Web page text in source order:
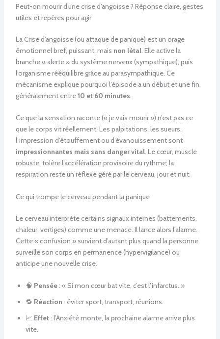
Peut-on mourir d’une crise d’angoisse ? Réponse claire, gestes
utiles et repères pour agir
La Crise d’angoisse (ou attaque de panique) est un orage
émotionnel bref, puissant, mais non létal. Elle active la
branche « alerte » du système nerveux (sympathique), puis
l’organisme rééquilibre grâce au parasympathique. Ce
mécanisme explique pourquoi l’épisode a un début et une fin,
généralement entre10 et 60 minutes.
Ce que la sensation raconte (« je vais mourir ») n’est pas ce
que le corps vit réellement. Les palpitations, les sueurs,
l’impression d’étouffement ou d’évanouissement sont
impressionnantes mais sans danger vital. Le cœur, muscle
robuste, tolère l’accélération provisoire du rythme; la
respiration reste un réflexe géré par le cerveau, jour et nuit.
Ce qui trompe le cerveau pendant la panique
Le cerveau interprète certains signaux internes (battements,
chaleur, vertiges) comme une menace. Il lance alors l’alarme.
Cette « confusion » survient d’autant plus quand la personne
surveille son corps en permanence (hypervigilance) ou
anticipe une nouvelle crise.
🧠 Pensée: « Si mon cœur bat vite, c’est l’infarctus. »
🔁 Réaction : éviter sport, transport, réunions.
📈 Effet: l’Anxiété monte, la prochaine alarme arrive plus
vite.